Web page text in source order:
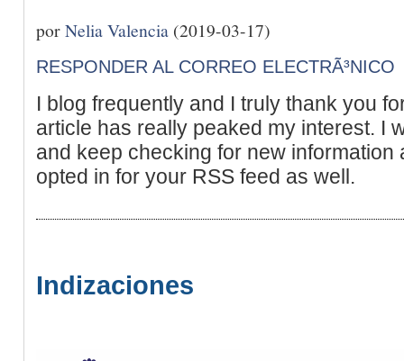
porNelia Valencia (2019-03-17)
RESPONDER AL CORREO ELECTRÃ³NICO
I blog frequently and I truly thank you
article has really peaked my interest. I
and keep checking for new information
opted in for your RSS feed as well.
Indizaciones